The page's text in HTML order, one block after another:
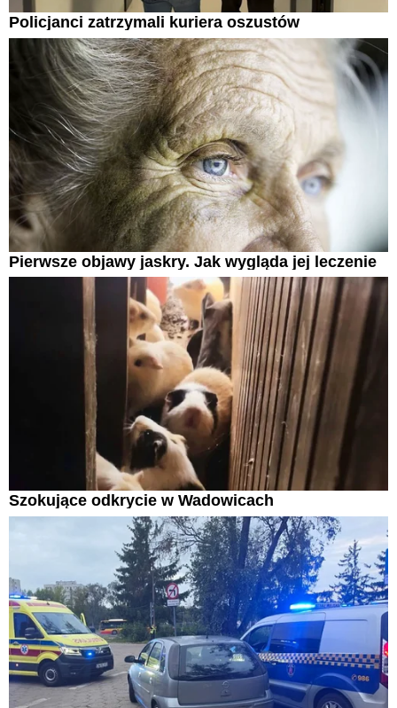
Policjanci zatrzymali kuriera oszustów
Pierwsze objawy jaskry. Jak wygląda jej leczenie
Szokujące odkrycie w Wadowicach